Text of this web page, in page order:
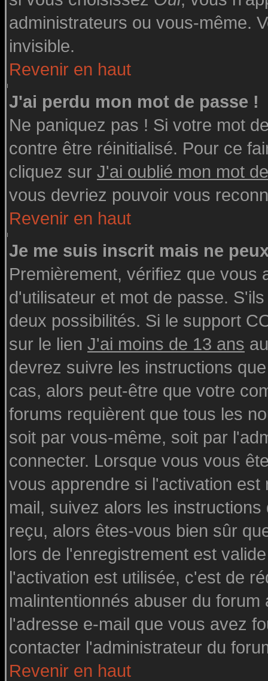
administrateurs ou vous-même.
invisible.
Revenir en haut
J'ai perdu mon mot de passe !
Ne paniquez pas ! Si votre mot
contre être réinitialisé. Pour ce
cliquez sur J'ai oublié mon mot
vous devriez pouvoir vous
Revenir en haut
Je me suis inscrit mais ne
Premièrement, vérifiez que
d'utilisateur et mot de passe.
deux possibilités. Si le support
sur le lien J'ai moins de 13 ans
devrez suivre les instructions
cas, alors peut-être que votre
forums requièrent que tous les
soit par vous-même, soit par
connecter. Lorsque vous vous
vous apprendre si l'activation
mail, suivez alors les
reçu, alors êtes-vous bien sûr
lors de l'enregistrement est
l'activation est utilisée, c'est de
malintentionnés abuser du
l'adresse e-mail que vous avez
contacter l'administrateur du
Revenir en haut